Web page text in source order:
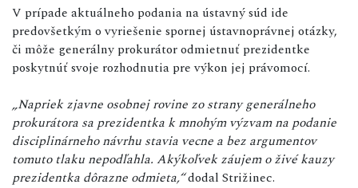
V prípade aktuálneho podania na ústavný súd ide
predovšetkým o vyriešenie spornej ústavnoprávnej otázky,
či môže generálny prokurátor odmietnuť prezidentke
poskytnúť svoje rozhodnutia pre výkon jej právomocí.
„Napriek zjavne osobnej rovine zo strany generálneho
prokurátora sa prezidentka k mnohým výzvam na podanie
disciplinárneho návrhu stavia vecne a bez argumentov
tomuto tlaku nepodľahla. Akýkoľvek záujem o živé kauzy
prezidentka dôrazne odmieta,“dodal Strižinec.